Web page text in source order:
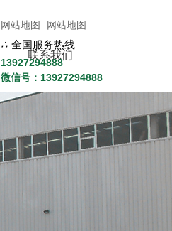
联系我们
网站地图 网站地图
∴ 全国服务热线
13927294888
微信号：13927294888